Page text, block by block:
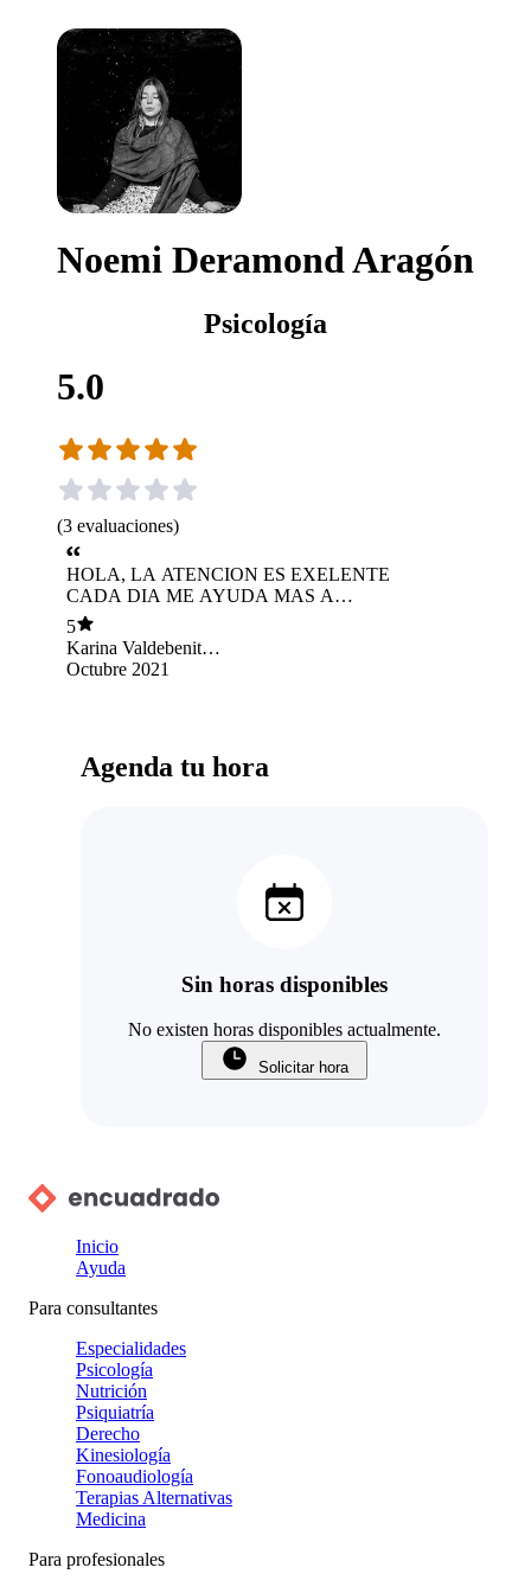
Noemi Deramond Aragón
Psicología
5.0
(3 evaluaciones)
HOLA, LA ATENCION ES EXELENTE
CADA DIA ME AYUDA MAS A
ENCONTRARME A MI MISMA
5
Karina Valdebenito
Morales
Octubre 2021
Agenda tu hora
Sin horas disponibles
No existen horas disponibles actualmente.
Solicitar hora
Inicio
Ayuda
Para consultantes
Especialidades
Psicología
Nutrición
Psiquiatría
Derecho
Kinesiología
Fonoaudiología
Terapias Alternativas
Medicina
Para profesionales